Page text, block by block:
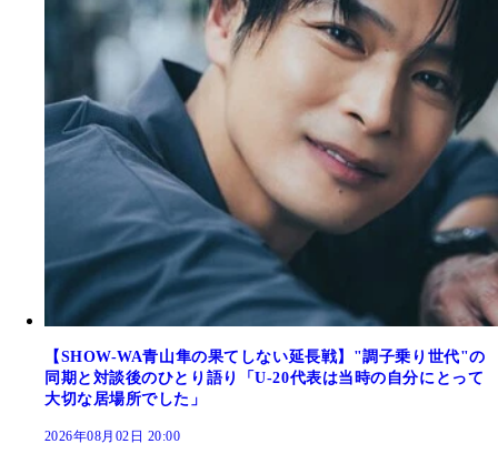
【SHOW-WA青山隼の果てしない延長戦】"調子乗り世代"の
同期と対談後のひとり語り「U-20代表は当時の自分にとって
大切な居場所でした」
2026年08月02日 20:00